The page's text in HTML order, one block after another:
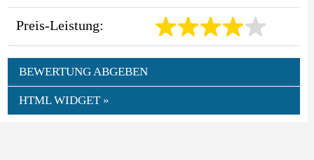
Preis-Leistung:
BEWERTUNG ABGEBEN
HTML WIDGET »